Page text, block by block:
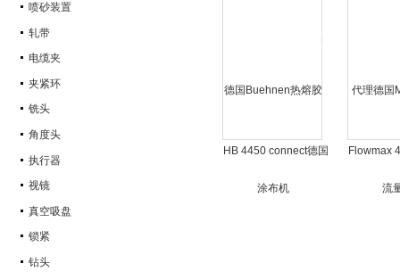
喷砂装置
轧带
电缆夹
夹紧环
铣头
角度头
执行器
视镜
真空吸盘
锁紧
钻头
HB 4450 connect德国
机
Flowmax